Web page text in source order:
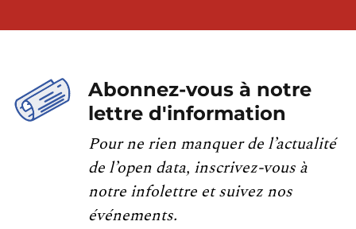
Abonnez-vous à notre
lettre d'information
Pour ne rien manquer de l’actualité
de l’open data, inscrivez-vous à
notre infolettre et suivez nos
événements.